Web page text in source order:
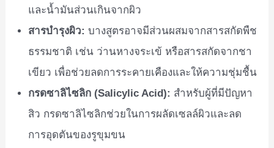
และน้ำมันส่วนเกินจากผิว
สารบำรุงผิว: บางสูตรอาจมีส่วนผสมจากสารสกัดพืช
ธรรมชาติ เช่น ว่านหางจระเข้ หรือสารสกัดจากชา
เขียว เพื่อช่วยลดการระคายเคืองและให้ความชุ่มชื้น
กรดซาลิไซลิก (Salicylic Acid): สำหรับผู้ที่มีปัญหา
สิว กรดซาลิไซลิกช่วยในการผลัดเซลล์ผิวและลด
การอุดตันของรูขุมขน